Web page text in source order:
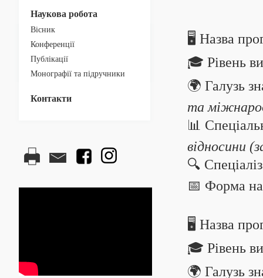
🖥️ Назва
🎓 Рівень
🌍 Галузь
та
📊
відносини
🔍
📅 Форма
🖥️ Назва
🎓 Рівень
🌍 Галузь
Наукова робота
Вісник
Конференції
Публікації
Монографії та підручники
Контакти